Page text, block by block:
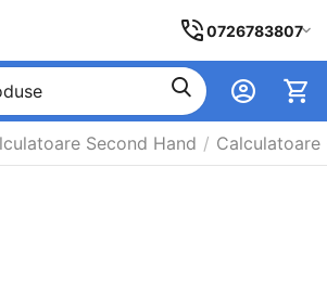
0726783807
Second Hand / Calculatoare